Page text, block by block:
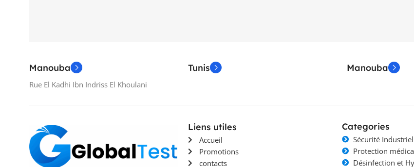
Manouba
Rue El Kadhi Ibn Indriss El Khoulani
Tunis Manouba
Liens utiles
Accueil
Promotions
contacts
Categories
Sécurité
Protection
Désinfection et